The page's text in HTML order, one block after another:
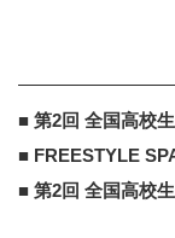
■ 第2回 全国高校
■ FREESTYLE
■ 第2回 全国高校